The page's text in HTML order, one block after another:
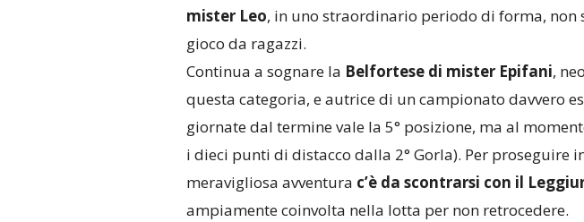
mister Leo, in uno straordinario periodo di forma, non
gioco da ragazzi.
Continua a sognare la Belfortese di mister Epifani,
questa categoria, e autrice di un campionato davvero
giornate dal termine vale la 5° posizione, ma al
i dieci punti di distacco dalla 2° Gorla). Per proseguire
meravigliosa avventura c’è da scontrarsi con il
ampiamente coinvolta nella lotta per non retrocedere.